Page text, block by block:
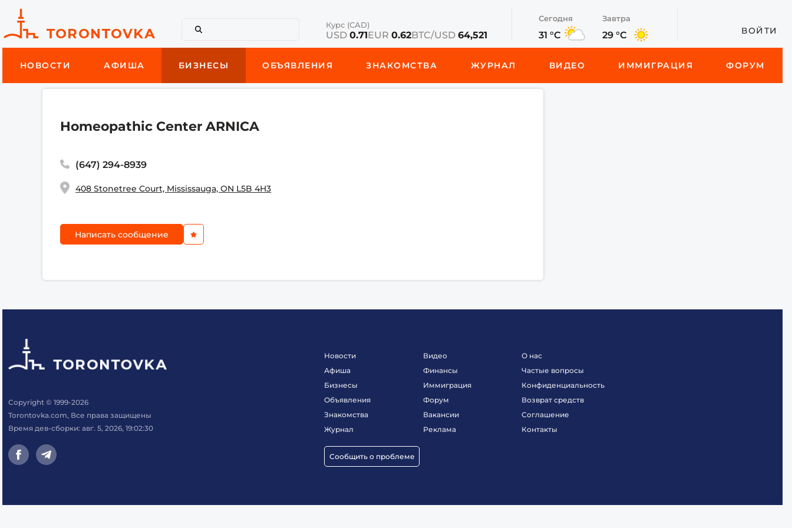
Курс (CAD)
USD 0.71EUR 0.62BTC/USD 64,521
Сегодня
31 °C
Завтра
29 °C ВОЙТИ
НОВОСТИ АФИША БИЗНЕСЫ ОБЪЯВЛЕНИЯ ЗНАКОМСТВА ЖУРНАЛ ВИДЕО ИММИГРАЦИЯ ФОРУМ
Homeopathic Center ARNICA
(647) 294-8939
408 Stonetree Court, Mississauga, ON L5B 4H3
Написать сообщение
Copyright © 1999-2026
Torontovka.com, Все права защищены
Время дев-сборки: авг. 5, 2026, 19:02:30
Новости
Афиша
Бизнесы
Объявления
Знакомства
Журнал
Сообщить о проблеме
Видео
Финансы
Иммиграция
Форум
Вакансии
Реклама
О нас
Частые вопросы
Конфиденциальность
Возврат средств
Соглашение
Контакты